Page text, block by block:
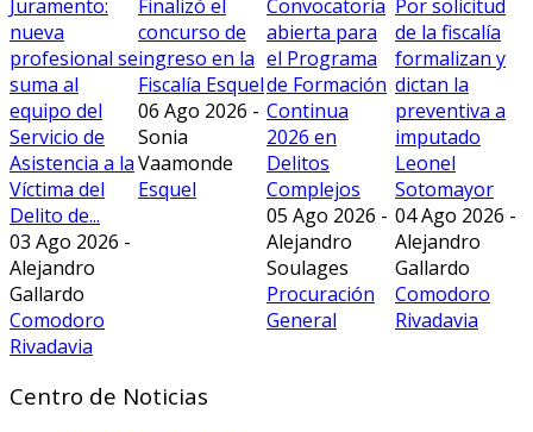
Juramento:
nueva
profesional se
suma al
equipo del
Servicio de
Asistencia a la
Víctima del
Delito de...
03 Ago 2026 -
Alejandro
Gallardo
Comodoro
Rivadavia
Finalizó el
concurso de
ingreso en la
Fiscalía Esquel
06 Ago 2026 -
Sonia
Vaamonde
Esquel
Convocatoria
abierta para
el Programa
de Formación
Continua
2026 en
Delitos
Complejos
05 Ago 2026 -
Alejandro
Soulages
Procuración
General
Por solicitud
de la fiscalía
formalizan y
dictan la
preventiva a
imputado
Leonel
Sotomayor
04 Ago 2026 -
Alejandro
Gallardo
Comodoro
Rivadavia
Centro de Noticias